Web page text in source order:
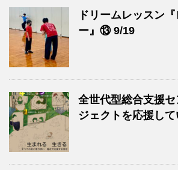
ドリームレッスン
ー』⑬ 9/19
全世代型総合支援
ジェクトを応援して